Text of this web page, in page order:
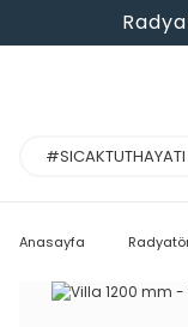
Anasayfa